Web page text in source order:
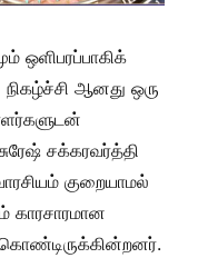
ஒளிபரப்பாகிக்
ஆனது ஒரு
சக்கரவர்த்தி
குறையாமல்
காரசாரமான
கொண்டிருக்கின்றனர்.